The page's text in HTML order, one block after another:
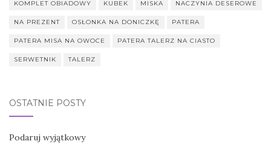
KOMPLET OBIADOWY KUBEK MISKA NACZYNIA DESEROWE
NA PREZENT OSŁONKA NA DONICZKĘ PATERA
PATERA MISA NA OWOCE PATERA TALERZ NA CIASTO
SERWETNIK TALERZ
OSTATNIE POSTY
Podaruj wyjątkowy